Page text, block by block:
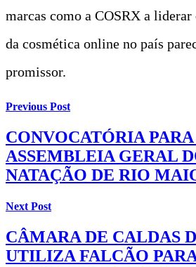
marcas como a COSRX a
da cosmética online no país
promissor.
Previous Post
CONVOCATÓRIA
ASSEMBLEIA GERAL
NATAÇÃO DE RIO
Next Post
CÂMARA DE CALDAS
UTILIZA FALCÃO